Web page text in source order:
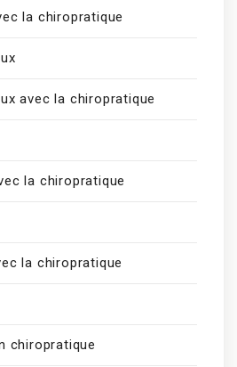
la chiropratique
avec la chiropratique
la chiropratique
la chiropratique
chiropratique